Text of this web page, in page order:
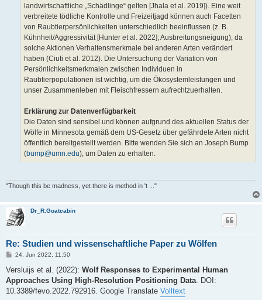
landwirtschaftliche „Schädlinge“ gelten [Jhala et al. 2019]). Eine weit
verbreitete tödliche Kontrolle und Freizeitjagd können auch Facetten
von Raubtierpersönlichkeiten unterschiedlich beeinflussen (z. B.
Kühnheit/Aggressivität [Hunter et al. 2022]; Ausbreitungsneigung), da
solche Aktionen Verhaltensmerkmale bei anderen Arten verändert
haben (Ciuti et al. 2012). Die Untersuchung der Variation von
Persönlichkeitsmerkmalen zwischen Individuen in
Raubtierpopulationen ist wichtig, um die Ökosystemleistungen und
unser Zusammenleben mit Fleischfressern aufrechtzuerhalten.
Erklärung zur Datenverfügbarkeit
Die Daten sind sensibel und können aufgrund des aktuellen Status der
Wölfe in Minnesota gemäß dem US-Gesetz über gefährdete Arten nicht
öffentlich bereitgestellt werden. Bitte wenden Sie sich an Joseph Bump
(bump@umn.edu), um Daten zu erhalten.
"Though this be madness, yet there is method in 't ..."
Dr_R.Goatcabin
Re: Studien und wissenschaftliche Paper zu Wölfen
B
i
r
a
24. Jun 2022, 11:50
Versluijs et al. (2022): Wolf Responses to Experimental Human
Approaches Using High-Resolution Positioning Data. DOI:
10.3389/fevo.2022.792916. Google Translate Volltext